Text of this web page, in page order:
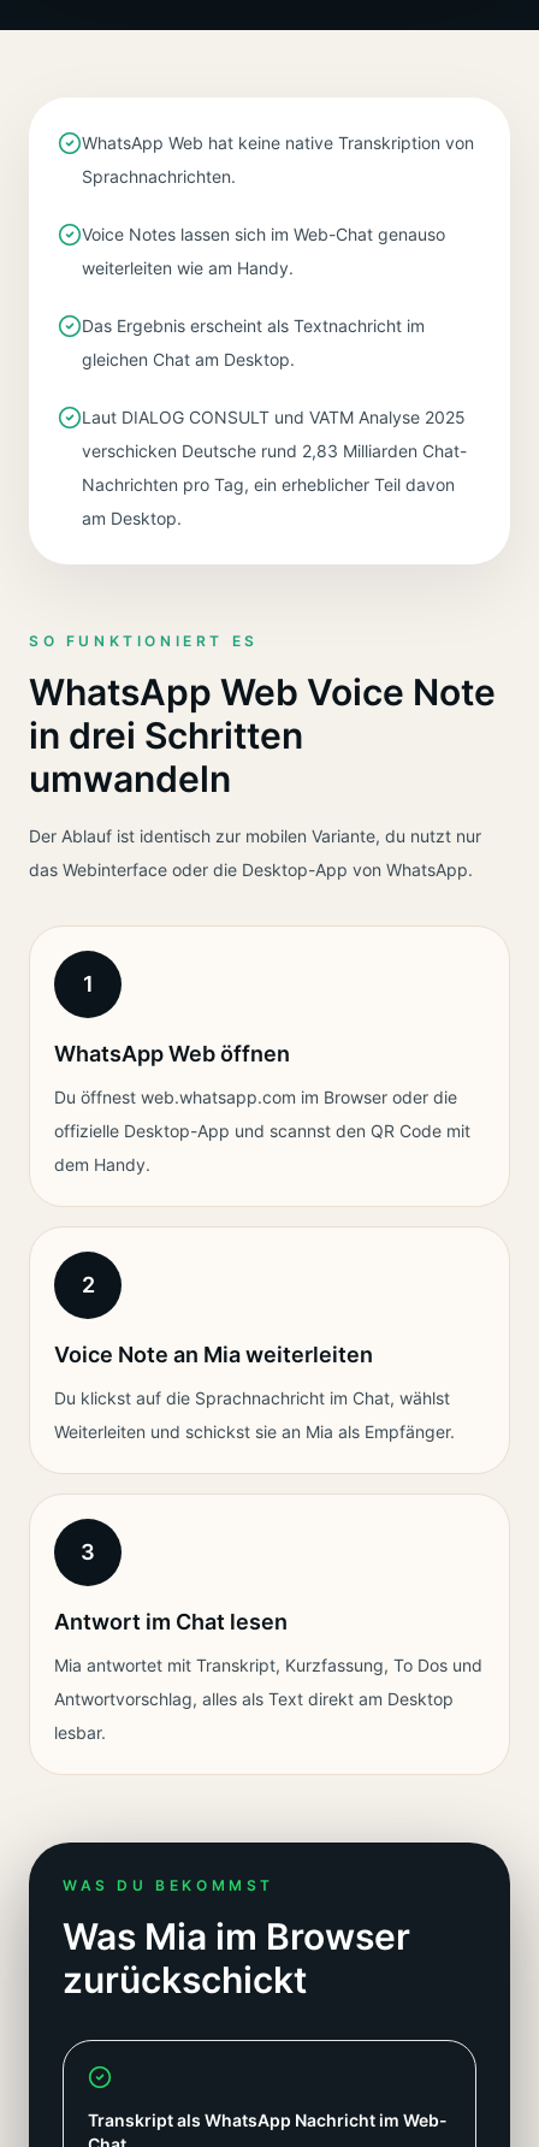
WhatsApp Web hat keine native Transkription von
Sprachnachrichten.
Voice Notes lassen sich im Web-Chat genauso
weiterleiten wie am Handy.
Das Ergebnis erscheint als Textnachricht im
gleichen Chat am Desktop.
Laut DIALOG CONSULT und VATM Analyse 2025
verschicken Deutsche rund 2,83 Milliarden Chat-
Nachrichten pro Tag, ein erheblicher Teil davon
am Desktop.
SO FUNKTIONIERT ES
WhatsApp Web Voice Note
in drei Schritten
umwandeln
Der Ablauf ist identisch zur mobilen Variante, du nutzt nur
das Webinterface oder die Desktop-App von WhatsApp.
1
WhatsApp Web öffnen
Du öffnest web.whatsapp.com im Browser oder die
offizielle Desktop-App und scannst den QR Code mit
dem Handy.
2
Voice Note an Mia weiterleiten
Du klickst auf die Sprachnachricht im Chat, wählst
Weiterleiten und schickst sie an Mia als Empfänger.
3
Antwort im Chat lesen
Mia antwortet mit Transkript, Kurzfassung, To Dos und
Antwortvorschlag, alles als Text direkt am Desktop
lesbar.
WAS DU BEKOMMST
Was Mia im Browser
zurückschickt
Transkript als WhatsApp Nachricht im Web-